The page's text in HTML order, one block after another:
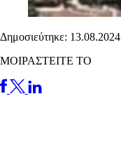
Δημοσιεύτηκε: 13.08.2024
ΜΟΙΡΑΣΤΕΙΤΕ ΤΟ